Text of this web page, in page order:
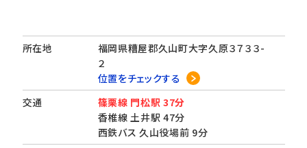
所在地
福岡県糟屋郡久山町大字久原３７３３-
２
位置をチェックする
交通
篠栗線 門松駅 37分
香椎線 土井駅 47分
西鉄バス 久山役場前 9分